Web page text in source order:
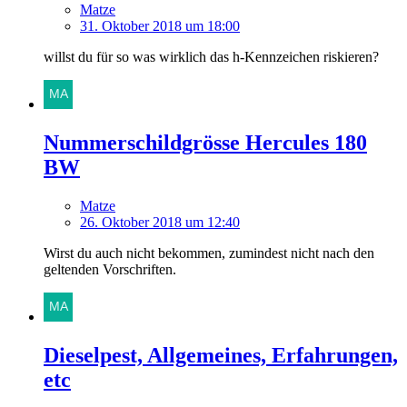
Matze
31. Oktober 2018 um 18:00
willst du für so was wirklich das h-Kennzeichen riskieren?
Nummerschildgrösse Hercules 180
BW
Matze
26. Oktober 2018 um 12:40
Wirst du auch nicht bekommen, zumindest nicht nach den
geltenden Vorschriften.
Dieselpest, Allgemeines, Erfahrungen,
etc